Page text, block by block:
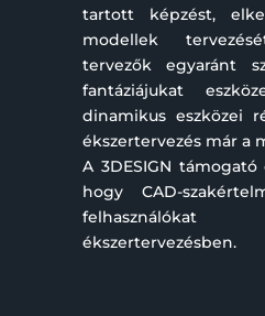
tartott képzést,
modellek
tervezők egyaránt
fantáziájukat
dinamikus eszközei
ékszertervezés már a
A 3DESIGN
hogy CAD-
ékszertervezésben.